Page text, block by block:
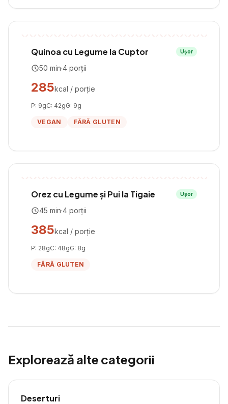
Quinoa cu Legume la Cuptor Ușor
50 min·4 porții
285kcal / porție
P: 9gC: 42gG: 9g
VEGAN FĂRĂ GLUTEN
Orez cu Legume și Pui la Tigaie Ușor
45 min·4 porții
385kcal / porție
P: 28gC: 48gG: 8g
FĂRĂ GLUTEN
Explorează alte categorii
Deserturi